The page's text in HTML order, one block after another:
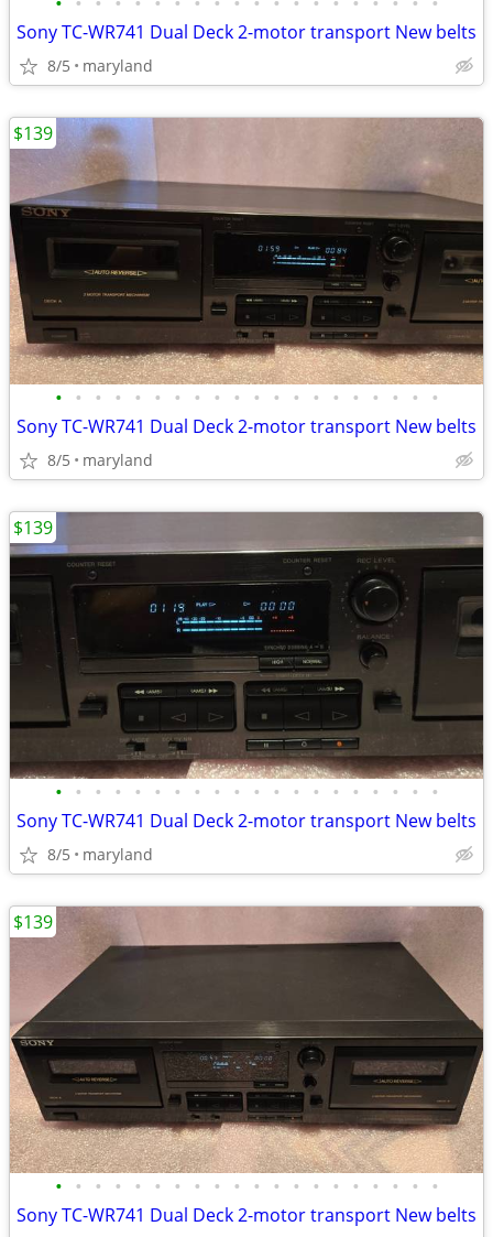
Sony TC-WR741 Dual Deck 2-motor transport New belts
8/5 maryland
• • • • • • • • • • • • • • • • • • • •
Sony TC-WR741 Dual Deck 2-motor transport New belts
8/5 maryland
$139
• • • • • • • • • • • • • • • • • • • •
Sony TC-WR741 Dual Deck 2-motor transport New belts
8/5 maryland
$139
• • • • • • • • • • • • • • • • • • • •
Sony TC-WR741 Dual Deck 2-motor transport New belts
$139